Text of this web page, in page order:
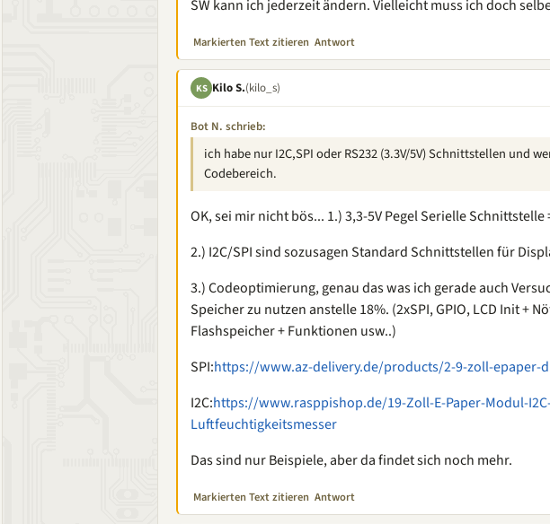
SW kann ich jederzeit ändern. Vielleicht muss ich doch
Markierten Text zitieren Antwort
KS Kilo S.(kilo_s)
Bot N. schrieb:
ich habe nur I2C,SPI oder RS232 (3.3V/5V) Schnittstellen und
Codebereich.
OK, sei mir nicht bös... 1.) 3,3-5V Pegel Serielle Schnittstelle
2.) I2C/SPI sind sozusagen Standard Schnittstellen für
3.) Codeoptimierung, genau das was ich gerade auch
Speicher zu nutzen anstelle 18%. (2xSPI, GPIO, LCD Init +
Flashspeicher + Funktionen usw..)
SPI:https://www.az-delivery.de/products/2-9-zoll-epaper-
I2C:https://www.rasppishop.de/19-Zoll-E-Paper-Modul-
Luftfeuchtigkeitsmesser
Das sind nur Beispiele, aber da findet sich noch mehr.
Markierten Text zitieren Antwort